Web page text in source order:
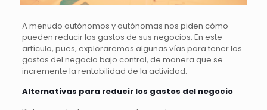
A menudo autónomos y autónomas nos piden cómo
pueden reducir los gastos de sus negocios. En este
artículo, pues, exploraremos algunas vías para tener los
gastos del negocio bajo control, de manera que se
incremente la rentabilidad de la actividad.
Alternativas para reducir los gastos del negocio